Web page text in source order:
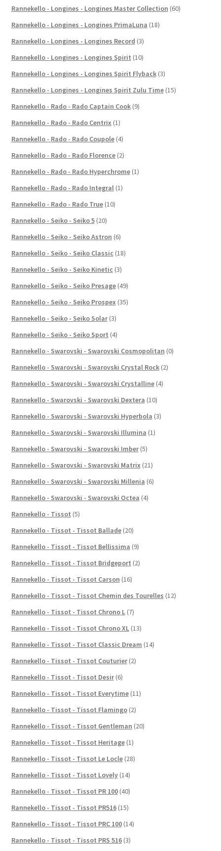
Rannekello - Longines - Longines Master Collection (60)
Rannekello - Longines - Longines PrimaLuna (18)
Rannekello - Longines - Longines Record (3)
Rannekello - Longines - Longines Spirit (10)
Rannekello - Longines - Longines Spirit Flyback (3)
Rannekello - Longines - Longines Spirit Zulu Time (15)
Rannekello - Rado - Rado Captain Cook (9)
Rannekello - Rado - Rado Centrix (1)
Rannekello - Rado - Rado Coupole (4)
Rannekello - Rado - Rado Florence (2)
Rannekello - Rado - Rado Hyperchrome (1)
Rannekello - Rado - Rado Integral (1)
Rannekello - Rado - Rado True (10)
Rannekello - Seiko - Seiko 5 (20)
Rannekello - Seiko - Seiko Astron (6)
Rannekello - Seiko - Seiko Classic (18)
Rannekello - Seiko - Seiko Kinetic (3)
Rannekello - Seiko - Seiko Presage (49)
Rannekello - Seiko - Seiko Prospex (35)
Rannekello - Seiko - Seiko Solar (3)
Rannekello - Seiko - Seiko Sport (4)
Rannekello - Swarovski - Swarovski Cosmopolitan (0)
Rannekello - Swarovski - Swarovski Crystal Rock (2)
Rannekello - Swarovski - Swarovski Crystalline (4)
Rannekello - Swarovski - Swarovski Dextera (10)
Rannekello - Swarovski - Swarovski Hyperbola (3)
Rannekello - Swarovski - Swarovski Illumina (1)
Rannekello - Swarovski - Swarovski Imber (5)
Rannekello - Swarovski - Swarovski Matrix (21)
Rannekello - Swarovski - Swarovski Millenia (6)
Rannekello - Swarovski - Swarovski Octea (4)
Rannekello - Tissot (5)
Rannekello - Tissot - Tissot Ballade (20)
Rannekello - Tissot - Tissot Bellissima (9)
Rannekello - Tissot - Tissot Bridgeport (2)
Rannekello - Tissot - Tissot Carson (16)
Rannekello - Tissot - Tissot Chemin des Tourelles (12)
Rannekello - Tissot - Tissot Chrono L (7)
Rannekello - Tissot - Tissot Chrono XL (13)
Rannekello - Tissot - Tissot Classic Dream (14)
Rannekello - Tissot - Tissot Couturier (2)
Rannekello - Tissot - Tissot Desir (6)
Rannekello - Tissot - Tissot Everytime (11)
Rannekello - Tissot - Tissot Flamingo (2)
Rannekello - Tissot - Tissot Gentleman (20)
Rannekello - Tissot - Tissot Heritage (1)
Rannekello - Tissot - Tissot Le Locle (28)
Rannekello - Tissot - Tissot Lovely (14)
Rannekello - Tissot - Tissot PR 100 (40)
Rannekello - Tissot - Tissot PR516 (15)
Rannekello - Tissot - Tissot PRC 100 (14)
Rannekello - Tissot - Tissot PRS 516 (3)